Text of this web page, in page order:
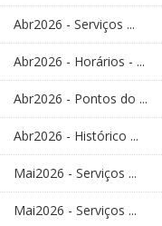
Abr2026 - Serviços ...
Abr2026 - Horários - ...
Abr2026 - Pontos do ...
Abr2026 - Histórico ...
Mai2026 - Serviços ...
Mai2026 - Serviços ...